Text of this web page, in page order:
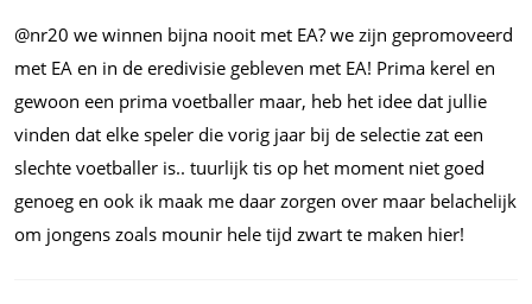
@nr20 we winnen bijna nooit met EA? we zijn gepromoveerd
met EA en in de eredivisie gebleven met EA! Prima kerel en
gewoon een prima voetballer maar, heb het idee dat jullie
vinden dat elke speler die vorig jaar bij de selectie zat een
slechte voetballer is.. tuurlijk tis op het moment niet goed
genoeg en ook ik maak me daar zorgen over maar belachelijk
om jongens zoals mounir hele tijd zwart te maken hier!